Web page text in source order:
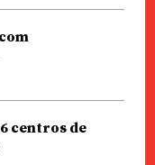
centros de